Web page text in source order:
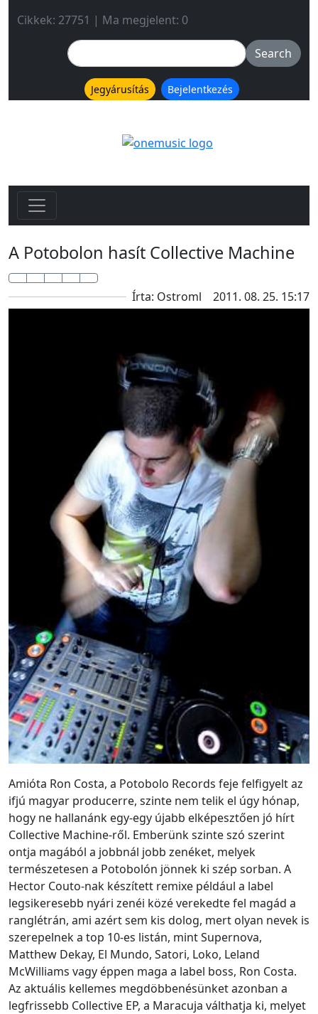
Cikkek: 27751 | Ma megjelent: 0
Jegyárusítás Bejelentkezés
A Potobolon hasít Collective Machine
Írta: Ostroml 2011. 08. 25. 15:17
Amióta Ron Costa, a Potobolo Records feje felfigyelt az
ifjú magyar producerre, szinte nem telik el úgy hónap,
hogy ne hallanánk egy-egy újabb elképesztően jó hírt
Collective Machine-ről. Emberünk szinte szó szerint
ontja magából a jobbnál jobb zenéket, melyek
természetesen a Potobolón jönnek ki szép sorban. A
Hector Couto-nak készített remixe például a label
legsikeresebb nyári zenéi közé verekedte fel magád a
ranglétrán, ami azért sem kis dolog, mert olyan nevek is
szerepelnek a top 10-es listán, mint Supernova,
Matthew Dekay, El Mundo, Satori, Loko, Leland
McWilliams vagy éppen maga a label boss, Ron Costa.
Az aktuális kellemes megdöbbenésünket azonban a
legfrissebb Collective EP, a Maracuja válthatja ki, melyet